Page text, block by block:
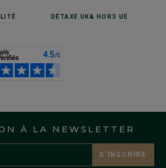
DÉTAXE UK& HORS UE
À LA NEWSLETTER
S’INSCRIRE